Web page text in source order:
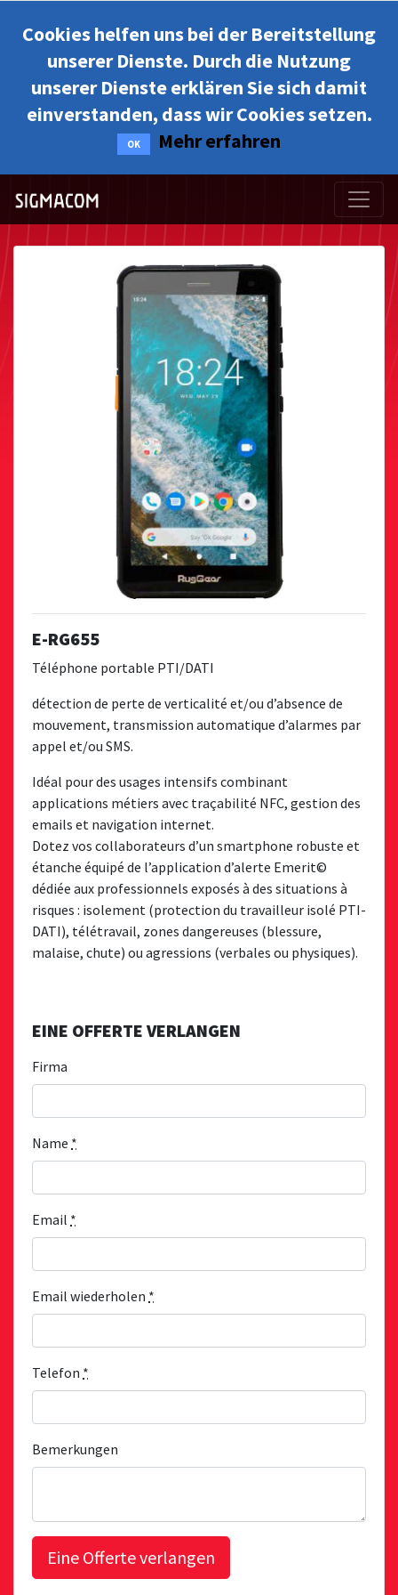
Cookies helfen uns bei der Bereitstellung
unserer Dienste. Durch die Nutzung
unserer Dienste erklären Sie sich damit
einverstanden, dass wir Cookies setzen.
OK Mehr erfahren
E-RG655
Téléphone portable PTI/DATI
détection de perte de verticalité et/ou d’absence de
mouvement, transmission automatique d’alarmes par
appel et/ou SMS.
Idéal pour des usages intensifs combinant
applications métiers avec traçabilité NFC, gestion des
emails et navigation internet.
Dotez vos collaborateurs d’un smartphone robuste et
étanche équipé de l’application d’alerte Emerit©
dédiée aux professionnels exposés à des situations à
risques : isolement (protection du travailleur isolé PTI-
DATI), télétravail, zones dangereuses (blessure,
malaise, chute) ou agressions (verbales ou physiques).
EINE OFFERTE VERLANGEN
Firma
Name *
Email *
Email wiederholen *
Telefon *
Bemerkungen